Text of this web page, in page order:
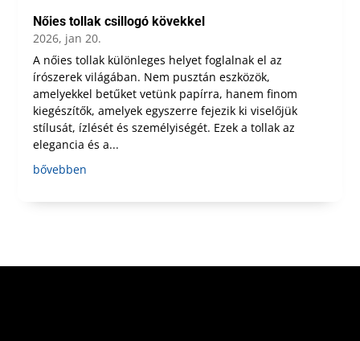
Nőies tollak csillogó kövekkel
2026, jan 20.
A nőies tollak különleges helyet foglalnak el az
írószerek világában. Nem pusztán eszközök,
amelyekkel betűket vetünk papírra, hanem finom
kiegészítők, amelyek egyszerre fejezik ki viselőjük
stílusát, ízlését és személyiségét. Ezek a tollak az
elegancia és a...
bővebben